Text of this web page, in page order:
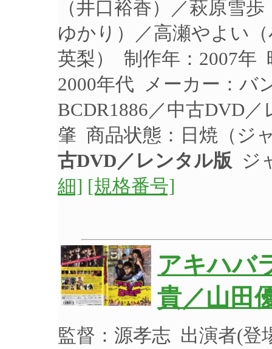
（井口裕香）／萩原雪
ゆかり）／高瀬やよい
英梨） 制作年：2007年
2000年代 メーカー：バ
BCDR1886／中古DVD
肇 商品状態：日焼（ジ
古DVD／レンタル版 ジ
細] [規格番号]
アキハバ
貴／山田
監督：源孝志 出演者(登